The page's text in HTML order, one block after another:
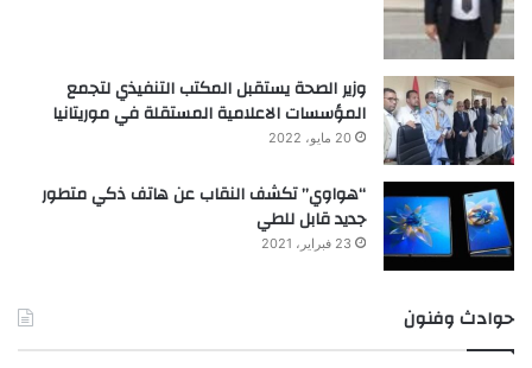
وزير الصحة يستقبل المكتب التنفيذي لتجمع
المؤسسات الاعلامية المستقلة في موريتانيا
20 مايو، 2022
“هواوي” تكشف النقاب عن هاتف ذكي متطور
جديد قابل للطي
23 فبراير، 2021
حوادث وفنون